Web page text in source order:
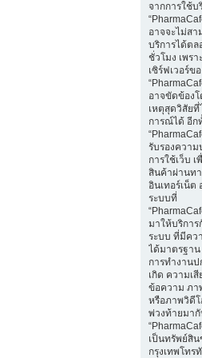
จากการใช้บ
อาจจะไม่สา
บริการได้ตล
ชั่วโมง เพรา
เซิร์ฟเวอร์ข
อาจขัดข้องโ
เหตุสุดวิสัย
การณ์ได้ อีก
รับรองควา
การใช้เว็บ เ
สินค้าผ่านท
อินเทอร์เน็ต
ระบบที่
มาให้บริกา
ระบบ ที่มีคว
ได้มาตรฐา
การทำงานป
เกิด ความเ
ข้อความ ภา
หรือภาพวิดีโ
พ่วงท้ายมา
เป็นทรัพย์สิ
กรุงเทพโทร